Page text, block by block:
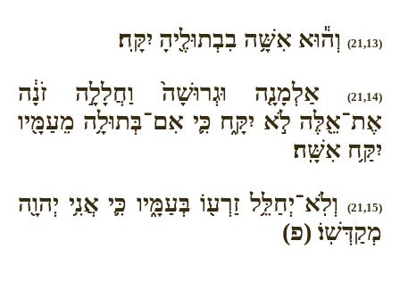
(21,13) וְה֕וּא אִשָּׁ֥ה בִבְתוּלֶ֖יהָ יִקָּֽח׃
(21,14)
אַלְמָנָ֤ה וּגְרוּשָׁה֙ וַחֲלָלָ֣ה זֹנָ֔ה
אֶת־אֵ֖לֶּה לֹ֣א יִקָּ֑ח כִּ֛י אִם־בְּתוּלָ֥ה מֵעַמָּ֖יו
יִקַּ֥ח אִשָּֽׁה׃
(21,15)
וְלֹֽא־יְחַלֵּ֥ל זַרְע֖וֹ בְּעַמָּ֑יו כִּ֛י אֲנִ֥י יְהוָ֖ה
מְקַדְּשֽׁוֹ׃ (פ)